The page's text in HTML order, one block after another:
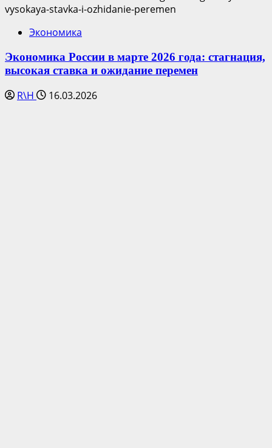
Экономика
Экономика России в марте 2026 года: стагнация,
высокая ставка и ожидание перемен
R\H 16.03.2026